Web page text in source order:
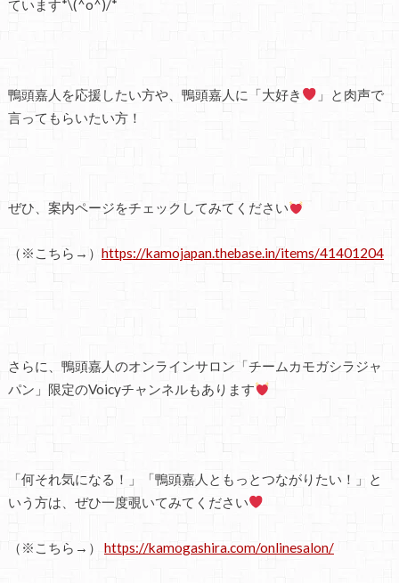
ています*\(^o^)/*
鴨頭嘉人を応援したい方や、鴨頭嘉人に「大好き
」と肉声で
言ってもらいたい方！
ぜひ、案内ページをチェックしてみてください
（※こちら→） https://kamojapan.thebase.in/items/41401204
さらに、鴨頭嘉人のオンラインサロン「チームカモガシラジャ
パン」限定のVoicyチャンネルもあります
「何それ気になる！」「鴨頭嘉人ともっとつながりたい！」と
いう方は、ぜひ一度覗いてみてください
（※こちら→） https://kamogashira.com/onlinesalon/